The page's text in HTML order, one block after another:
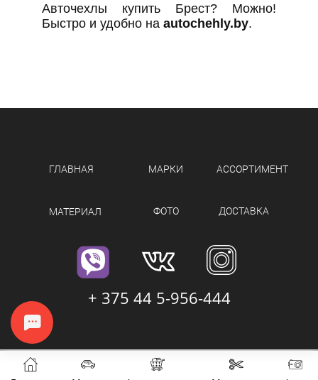
Авточехлы купить Брест? Можно!
Быстро и удобно на autochehly.by.
ГЛАВНАЯ
МАТЕРИАЛ
МАРКИ
ФОТО
АССОРТИМЕНТ
ДОСТАВКА
+ 375 44 5-956-444